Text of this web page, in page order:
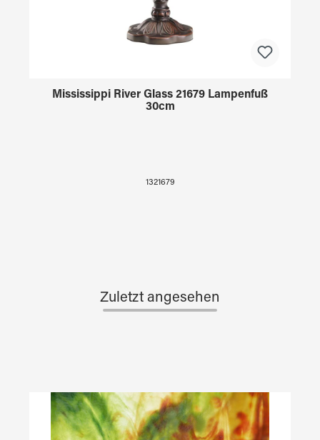
Mississippi River Glass 21679 Lampenfuß
30cm
1321679
Zuletzt angesehen
Produktgalerie überspringen